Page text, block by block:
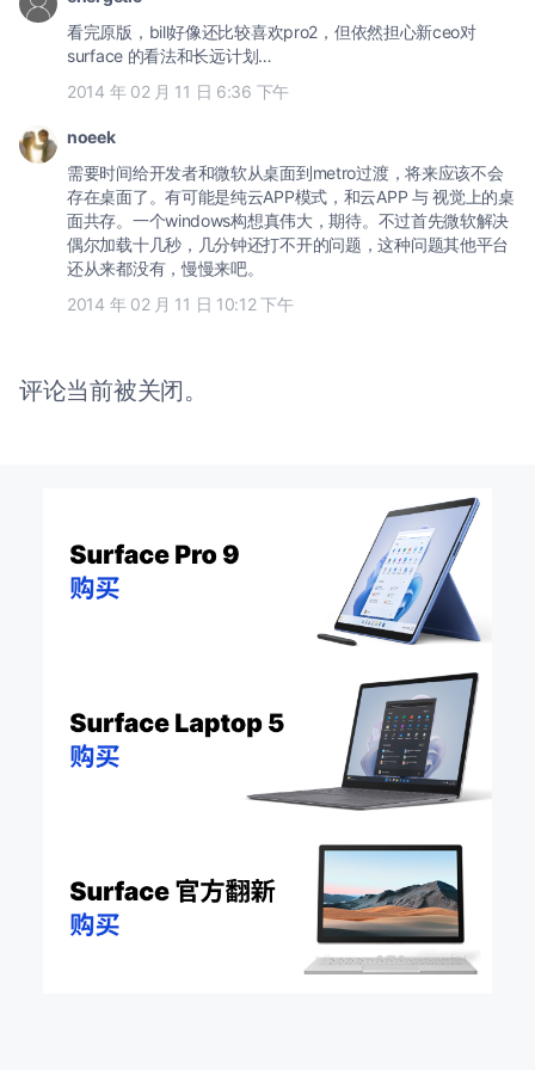
看完原版，bill好像还比较喜欢pro2，但依然担心新ceo对
surface 的看法和长远计划…
2014 年 02 月 11 日 6:36 下午
noeek
需要时间给开发者和微软从桌面到metro过渡，将来应该不会
存在桌面了。有可能是纯云APP模式，和云APP 与 视觉上的桌
面共存。一个windows构想真伟大，期待。不过首先微软解决
偶尔加载十几秒，几分钟还打不开的问题，这种问题其他平台
还从来都没有，慢慢来吧。
2014 年 02 月 11 日 10:12 下午
评论当前被关闭。